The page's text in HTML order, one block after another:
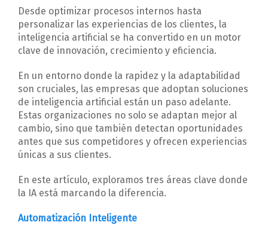
Desde optimizar procesos internos hasta
personalizar las experiencias de los clientes, la
inteligencia artificial se ha convertido en un motor
clave de innovación, crecimiento y eficiencia.
En un entorno donde la rapidez y la adaptabilidad
son cruciales, las empresas que adoptan soluciones
de inteligencia artificial están un paso adelante.
Estas organizaciones no solo se adaptan mejor al
cambio, sino que también detectan oportunidades
antes que sus competidores y ofrecen experiencias
únicas a sus clientes.
En este artículo, exploramos tres áreas clave donde
la IA está marcando la diferencia.
Automatización Inteligente